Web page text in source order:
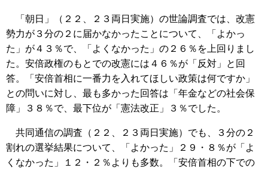
「朝日」（２２、２３両日実施）の世論調査では、改憲
勢力が３分の２に届かなかったことについて、「よかっ
た」が４３％で、「よくなかった」の２６％を上回りまし
た。安倍政権のもとでの改憲には４６％が「反対」と回
答。「安倍首相に一番力を入れてほしい政策は何ですか」
との問いに対し、最も多かった回答は「年金などの社会保
障」３８％で、最下位が「憲法改正」３％でした。
共同通信の調査（２２、２３両日実施）でも、３分の２
割れの選挙結果について、「よかった」２９・８％が「よ
くなかった」１２・２％よりも多数。「安倍首相の下での